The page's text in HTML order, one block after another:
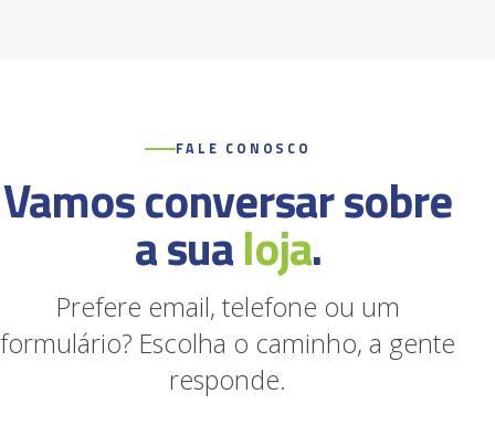
FALE CONOSCO
Vamos conversar sobre
a sualoja.
Prefere email, telefone ou um
formulário? Escolha o caminho, a gente
responde.